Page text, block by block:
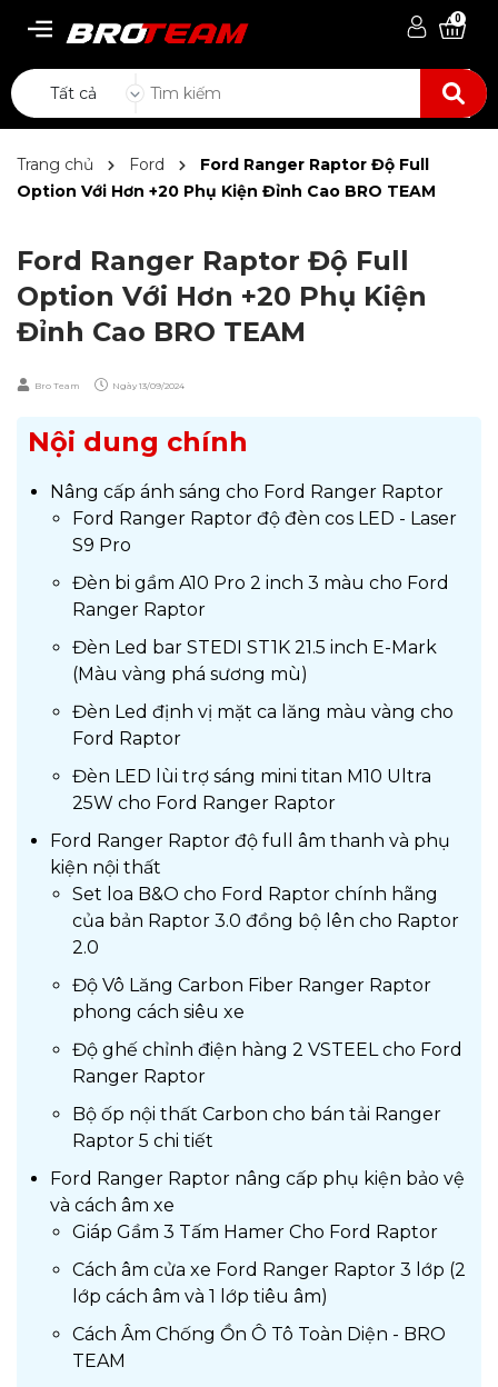
0
Tất cả
Trang chủ Ford
Ford Ranger Raptor Độ Full
Option Với Hơn +20 Phụ Kiện Đỉnh Cao BRO TEAM
Ford Ranger Raptor Độ Full
Option Với Hơn +20 Phụ Kiện
Đỉnh Cao BRO TEAM
Bro Team Ngày 13/09/2024
Nội dung chính
Nâng cấp ánh sáng cho Ford Ranger Raptor
Ford Ranger Raptor độ đèn cos LED - Laser
S9 Pro
Đèn bi gầm A10 Pro 2 inch 3 màu cho Ford
Ranger Raptor
Đèn Led bar STEDI ST1K 21.5 inch E-Mark
(Màu vàng phá sương mù)
Đèn Led định vị mặt ca lăng màu vàng cho
Ford Raptor
Đèn LED lùi trợ sáng mini titan M10 Ultra
25W cho Ford Ranger Raptor
Ford Ranger Raptor độ full âm thanh và phụ
kiện nội thất
Set loa B&O cho Ford Raptor chính hãng
của bản Raptor 3.0 đồng bộ lên cho Raptor
2.0
Độ Vô Lăng Carbon Fiber Ranger Raptor
phong cách siêu xe
Độ ghế chỉnh điện hàng 2 VSTEEL cho Ford
Ranger Raptor
Bộ ốp nội thất Carbon cho bán tải Ranger
Raptor 5 chi tiết
Ford Ranger Raptor nâng cấp phụ kiện bảo vệ
và cách âm xe
Giáp Gầm 3 Tấm Hamer Cho Ford Raptor
Cách âm cửa xe Ford Ranger Raptor 3 lớp (2
lớp cách âm và 1 lớp tiêu âm)
Cách Âm Chống Ồn Ô Tô Toàn Diện - BRO
TEAM